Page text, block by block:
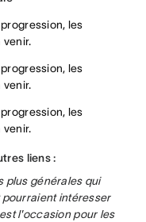
les
venir.
les
venir.
les
venir.
liens :
plus générales qui
intéresser
l'occasion pour les